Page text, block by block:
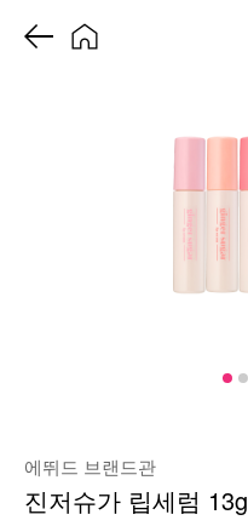
에뛰드 브랜드관
진저슈가 립세럼 13g